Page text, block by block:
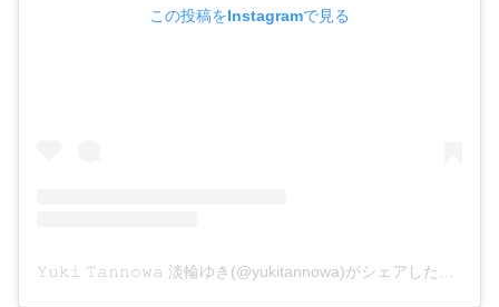
この投稿をInstagramで見る
𝚈𝚞𝚔𝚒 𝚃𝚊𝚗𝚗𝚘𝚠𝚊 淡輪ゆき(@yukitannowa)がシェアした投稿